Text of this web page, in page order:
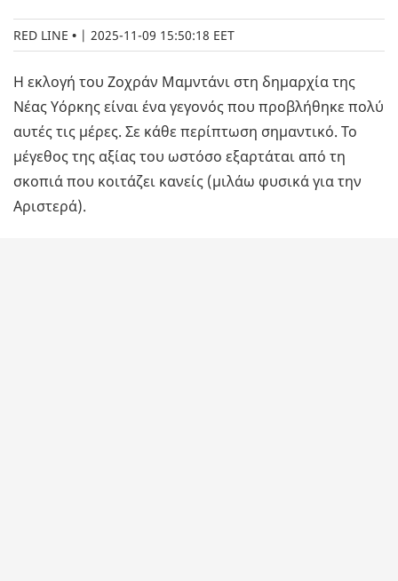
RED LINE | 2025-11-09 15:50:18 EET
Η εκλογή του Ζοχράν Μαμντάνι στη δημαρχία της
Νέας Υόρκης είναι ένα γεγονός που προβλήθηκε πολύ
αυτές τις μέρες. Σε κάθε περίπτωση σημαντικό. Το
μέγεθος της αξίας του ωστόσο εξαρτάται από τη
σκοπιά που κοιτάζει κανείς (μιλάω φυσικά για την
Αριστερά).